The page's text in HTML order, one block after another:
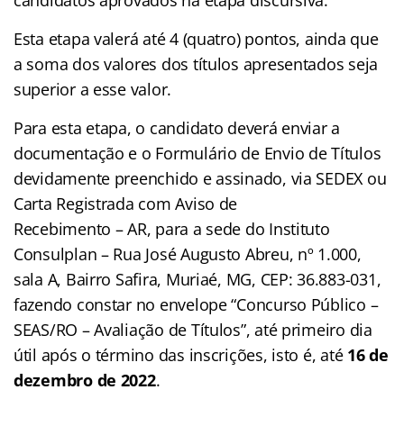
Esta etapa valerá até 4 (quatro) pontos, ainda que
a soma dos valores dos títulos apresentados seja
superior a esse valor.
Para esta etapa, o candidato deverá enviar a
documentação e o Formulário de Envio de Títulos
devidamente preenchido e assinado, via SEDEX ou
Carta Registrada com Aviso de
Recebimento – AR, para a sede do Instituto
Consulplan – Rua José Augusto Abreu, nº 1.000,
sala A, Bairro Safira, Muriaé, MG, CEP: 36.883-031,
fazendo constar no envelope “Concurso Público –
SEAS/RO – Avaliação de Títulos”, até primeiro dia
útil após o término das inscrições, isto é, até 16 de
dezembro de 2022.